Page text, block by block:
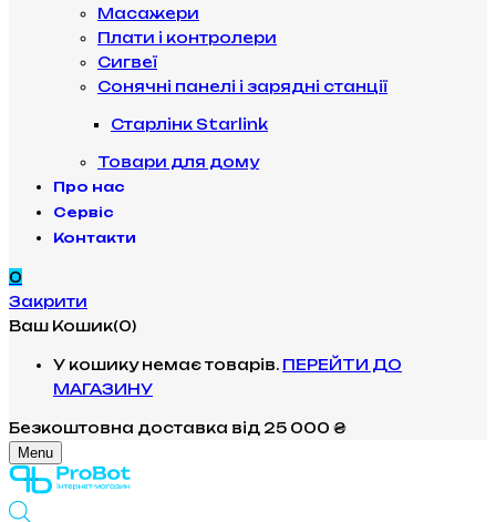
Масажери
Плати і контролери
Сигвеї
Сонячні панелі і зарядні станції
Старлінк Starlink
Товари для дому
Про нас
Сервіс
Контакти
0
Закрити
Ваш Кошик(0)
У кошику немає товарів. ПЕРЕЙТИ ДО
МАГАЗИНУ
Безкоштовна доставка від 25 000 ₴
Menu